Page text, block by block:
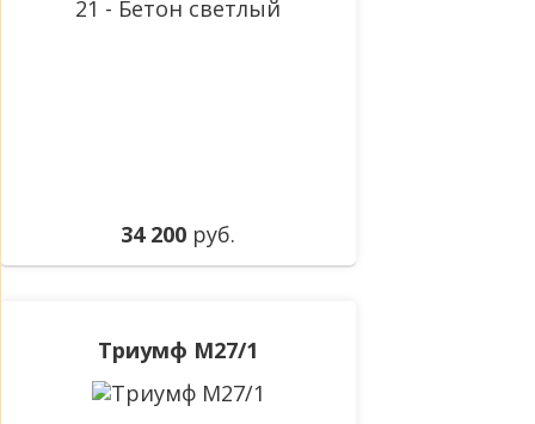
34 200 руб.
Триумф М27/1